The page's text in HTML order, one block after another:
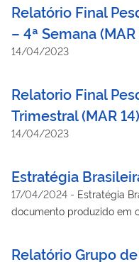
Relatório Final
– 4ª Semana (MAR
14/04/2023
Relatorio Final
Trimestral (MAR 14)
14/04/2023
Estratégia
17/04/2024 - Estratégia
documento produzido em
Relatório Grupo